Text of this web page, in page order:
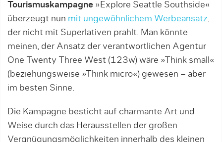
Tourismuskampagne »Explore Seattle Southside«
überzeugt nun mit ungewöhnlichem Werbeansatz,
der nicht mit Superlativen prahlt. Man könnte
meinen, der Ansatz der verantwortlichen Agentur
One Twenty Three West (123w) wäre »Think small«
(beziehungsweise »Think micro«) gewesen – aber
im besten Sinne.
Die Kampagne besticht auf charmante Art und
Weise durch das Herausstellen der großen
Vergnügungsmöglichkeiten innerhalb des kleinen